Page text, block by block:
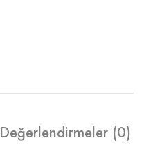
Değerlendirmeler (0)